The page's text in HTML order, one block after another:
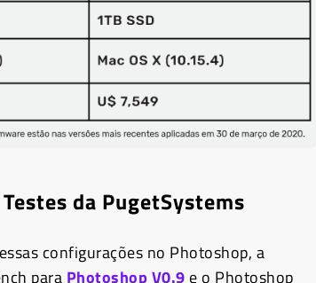
da PugetSystems
configurações no Photoshop, a
para Photoshop V0.9 e o Photoshop